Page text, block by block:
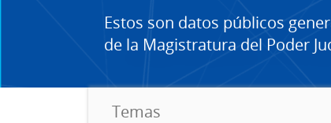
Estos son datos públicos
de la Magistratura del Poder
Temas